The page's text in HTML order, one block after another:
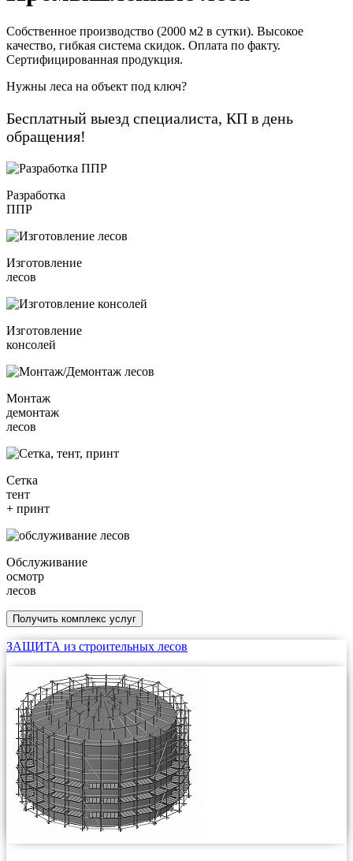
Собственное производство (2000 м2 в сутки). Высокое
качество, гибкая система скидок. Оплата по факту.
Сертифицированная продукция.
Нужны леса на объект под ключ?
Бесплатный выезд специалиста, КП в день
обращения!
Разработка
ППР
Изготовление
лесов
Изготовление
консолей
Монтаж
демонтаж
лесов
Сетка
тент
+ принт
Обслуживание
осмотр
лесов
Получить комплекс услуг
ЗАЩИТА из строительных лесов